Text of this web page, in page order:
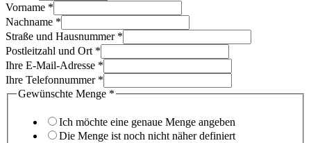
Vorname *
Nachname *
Straße und Hausnummer *
Postleitzahl und Ort *
Ihre E-Mail-Adresse *
Ihre Telefonnummer *
Gewünschte Menge *
Ich möchte eine genaue Menge angeben
Die Menge ist noch nicht näher definiert